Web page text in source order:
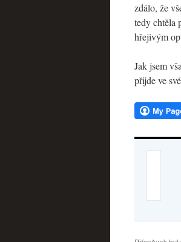
zdálo, že
tedy chtěla
hřejivým
Jak jsem
přijde ve